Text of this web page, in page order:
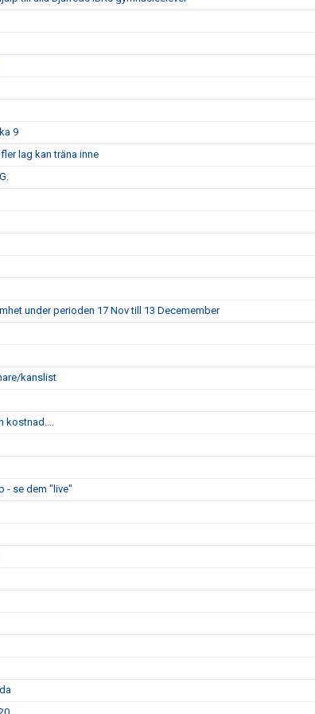
9
lag kan träna inne
under perioden 17 Nov till 13 Decemember
kanslist
kostnad....
- se dem "live"